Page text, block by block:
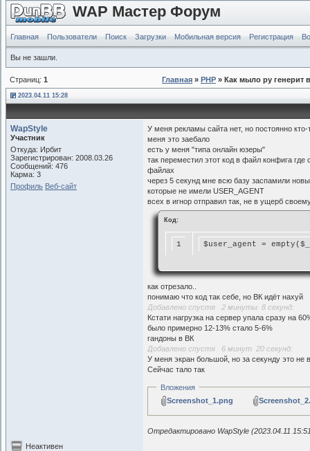
WAP Мастер Форум
Главная Пользователи Поиск Загрузки Мобильная версия Регистрация
Вы не зашли.
Страниц: 1 Главная » PHP » Как мыло ру генерит
2023.04.11 15:28
WapStyle
Участник
Откуда: Ирбит
Зарегистрирован: 2008.03.26
Сообщений: 476
Карма: 3
Профиль Веб-сайт
У меня рекламы сайта нет, но постоянно
меня это заебало
есть у меня "типа онлайн юзеры"
так переместил этот код в файл конфига
файлах
через 5 секунд мне всю базу заспамили
которые не имели USER_AGENT
всех в игнор отправил так, не в ущерб
Код:
1 $user_agent =
как отрезало..
понимаю что код так себе, но ВК идёт нахуй
Добавлено спустя 2 минуты 8 секунд:
Кстати нагрузка на сервер упала сразу на
было примерно 12-13% стало 5-6%
гандоны в ВК
Добавлено спустя 6 минут 20 секунд:
У меня экран большой, но за секунду это не
Сейчас тало так
Вложения
Screenshot_1.png
Отредактировано WapStyle (2023.04.11
Неактивен